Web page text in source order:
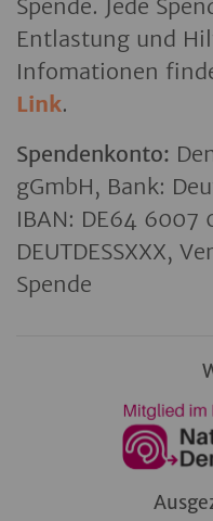
Spende. Jede
Entlastung und
Infomationen
Link.
Spendenkonto:
gGmbH, Bank:
IBAN: DE64 6007
DEUTDESSXXX,
Spende